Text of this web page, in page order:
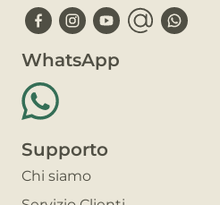
WhatsApp
Supporto
Chi siamo